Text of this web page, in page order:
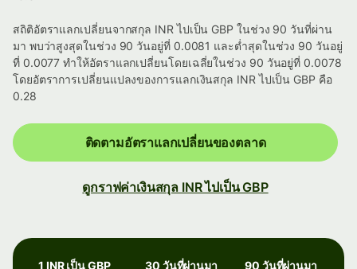
สถิติอัตราแลกเปลี่ยนจากสกุล INR ไปเป็น GBP ในช่วง 90 วันที่ผ่าน
มา พบว่าสูงสุดในช่วง 90 วันอยู่ที่ 0.0081 และต่ำสุดในช่วง 90 วันอยู่
ที่ 0.0077 ทำให้อัตราแลกเปลี่ยนโดยเฉลี่ยในช่วง 90 วันอยู่ที่ 0.0078
โดยอัตราการเปลี่ยนแปลงของการแลกเงินสกุล INR ไปเป็น GBP คือ
0.28
ติดตามอัตราแลกเปลี่ยนของตลาด
ดูกราฟค่าเงินสกุล INR ไปเป็น GBP
1 INR เป็น GBP 30 วันที่ผ่านมา 90 วันที่ผ่านมา